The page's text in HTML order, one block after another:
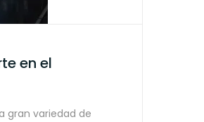
en el
gran variedad de